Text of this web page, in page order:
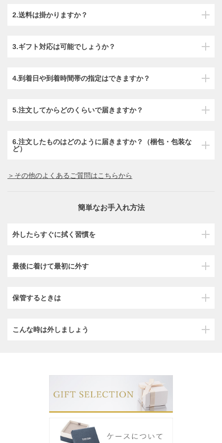
2.送料は掛かりますか？
3.ギフト対応は可能でしょうか？
4.到着日や到着時間帯の指定はできますか？
5.注文してからどのくらいで届きますか？
6.注文したものはどのように届きますか？（梱包・包装な
ど）
＞その他のよくあるご質問はこちらから
簡単なお手入れ方法
外したらすぐに拭く習慣を
最後に着けて最初に外す
保管するときは
こんな時は外しましょう